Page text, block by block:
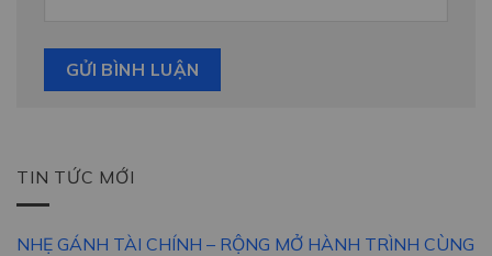
TIN TỨC MỚI
NHẸ GÁNH TÀI CHÍNH – RỘNG MỞ HÀNH TRÌNH CÙNG